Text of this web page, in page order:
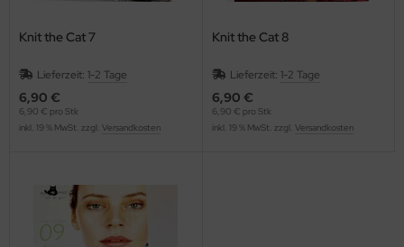
Knit the Cat 7
Lieferzeit: 1-2 Tage
6,90 €
6,90 € pro Stk
inkl. 19 % MwSt. zzgl. Versandkosten
Knit the Cat 8
Lieferzeit: 1-2 Tage
6,90 €
6,90 € pro Stk
inkl. 19 % MwSt. zzgl. Versandkosten